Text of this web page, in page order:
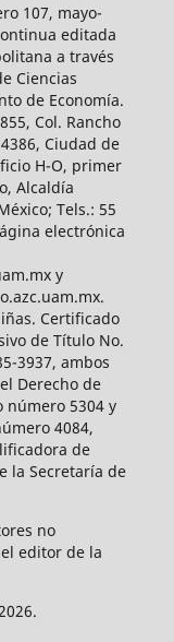
107, mayo-
editada
a través
Ciencias
de Economía.
Col. Rancho
Ciudad de
H-O, primer
Alcaldía
Tels.: 55
electrónica
y
Certificado
de Título No.
3937, ambos
Derecho de
número 5304 y
4084,
de
la Secretaría de
no
editor de la